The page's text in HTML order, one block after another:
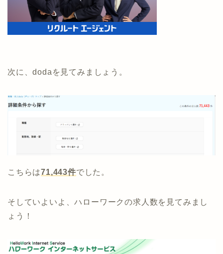
次に、dodaを見てみましょう。
こちらは71,443件でした。
そしていよいよ、ハローワークの求人数を見てみまし
ょう！